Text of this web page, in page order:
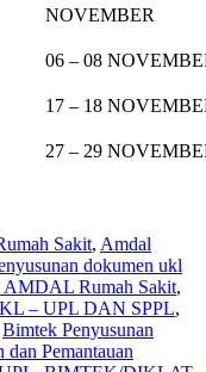
NOVEMBER
06 – 08
17 – 18
27 – 29
Sakit, Amdal
dokumen ukl
AMDAL Rumah Sakit,
– UPL DAN SPPL,
Bimtek Penyusunan
Pemantauan